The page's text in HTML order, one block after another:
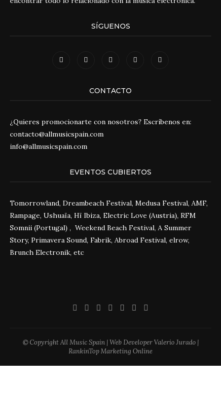
SÍGUENOS
CONTACTO
¿Quieres promocionarte con nosotros? Escríbenos en:
contacto@allmusicspain.com
info@allmusicspain.com
EVENTOS CUBIERTOS
Tomorrowland, Dreambeach Festival, Medusa Festival, AMF,
Rampage, Ushuaïa, Hï Ibiza, Electric Love (Austria), RFM
Somnii (Portugal) , Weekend Beach Festival, A Summer
Story, Primavera Sound, Fabrik, Abroad Festival, elrow,
Brunch Electronik, etc
© Copyright All Music Spain | Web Developer Valerio Jurado |
RankinTop Marketing Online